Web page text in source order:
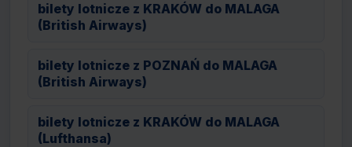
bilety lotnicze z KRAKÓW do MALAGA
(British Airways)
bilety lotnicze z POZNAŃ do MALAGA
(British Airways)
bilety lotnicze z KRAKÓW do MALAGA
(Lufthansa)